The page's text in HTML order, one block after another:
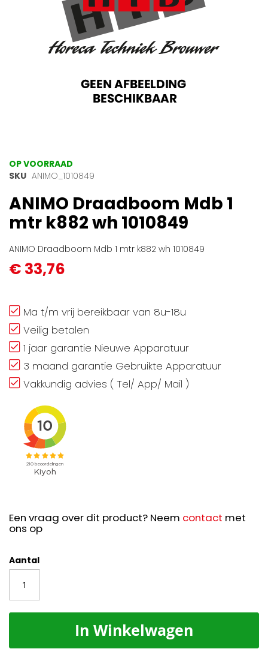
Ga
naar
begin
van
de
gallerij
OP VOORRAAD
SKU ANIMO_1010849
ANIMO Draadboom Mdb 1
mtr k882 wh 1010849
ANIMO Draadboom Mdb 1 mtr k882 wh 1010849
€ 33,76
Ma t/m vrij bereikbaar van 8u-18u
Veilig betalen
1 jaar garantie Nieuwe Apparatuur
3 maand garantie Gebruikte Apparatuur
Vakkundig advies ( Tel/ App/ Mail )
Een vraag over dit product? Neem contact met
ons op
Aantal
In Winkelwagen